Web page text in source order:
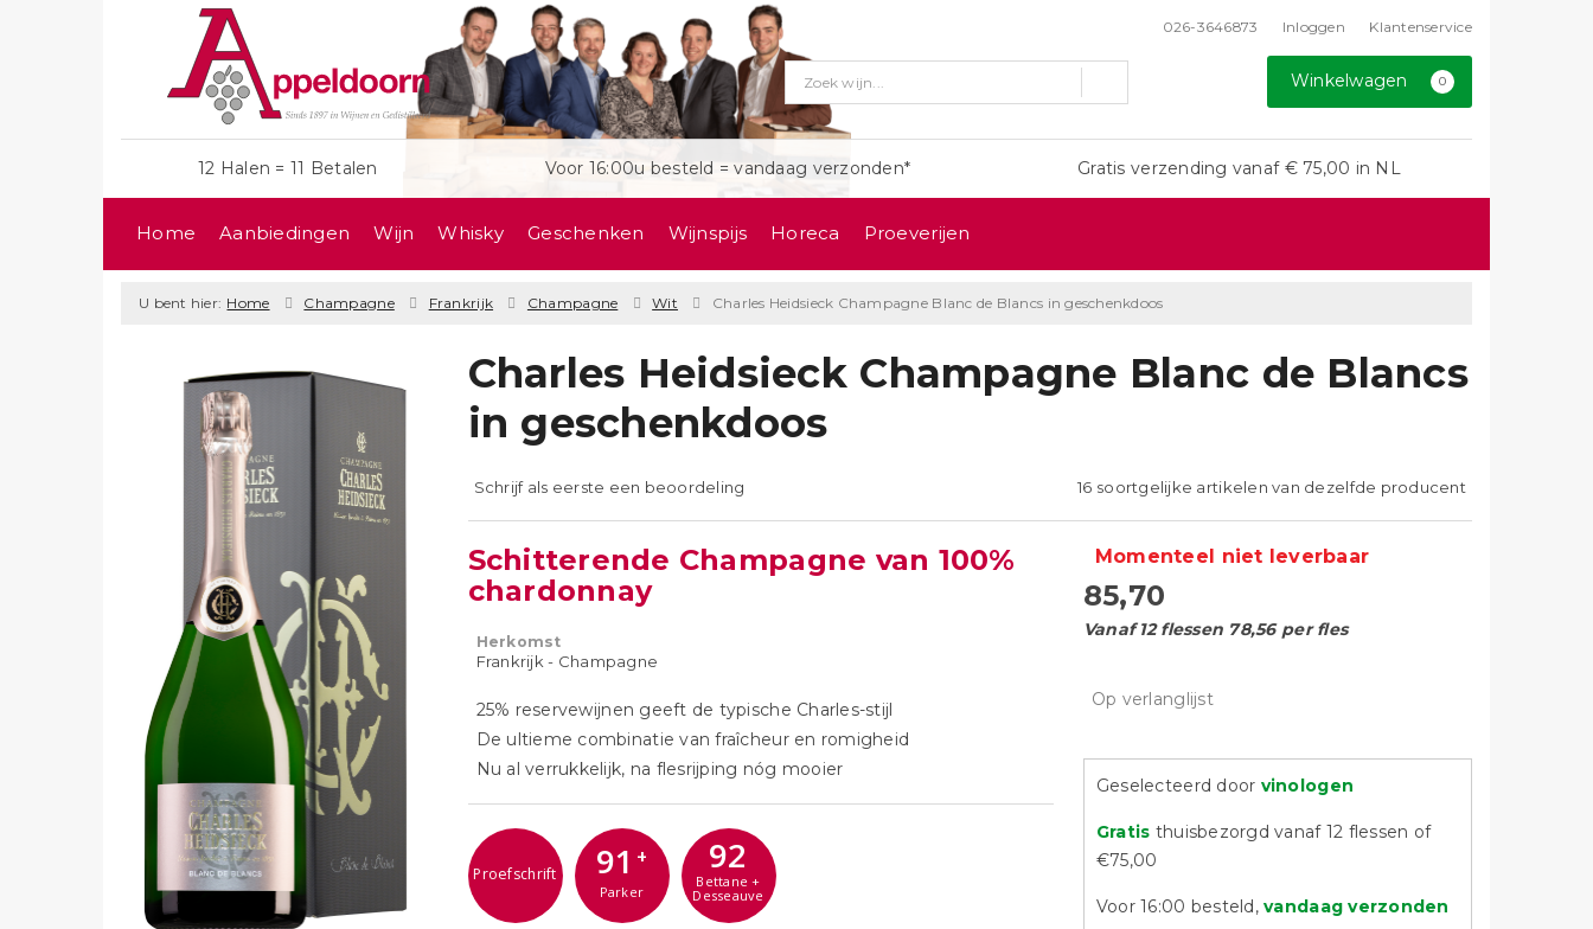
026-3646873 Inloggen Klantenservice
Winkelwagen 0
12 Halen = 11 Betalen Voor 16:00u besteld = vandaag verzonden* Gratis verzending vanaf € 75,00 in NL
Home Aanbiedingen Wijn Whisky Geschenken Wijnspijs Horeca Proeverijen
U bent hier: Home Champagne Frankrijk Champagne Wit Charles Heidsieck Champagne Blanc de Blancs in geschenkdoos
Charles Heidsieck Champagne Blanc de Blancs
in geschenkdoos
Schrijf als eerste een beoordeling 16 soortgelijke artikelen van dezelfde producent
Schitterende Champagne van 100%
chardonnay
Herkomst
Frankrijk - Champagne
25% reservewijnen geeft de typische Charles-stijl
De ultieme combinatie van fraîcheur en romigheid
Nu al verrukkelijk, na flesrijping nóg mooier
Proefschrift 91 +
Parker
92
Bettane +
Desseauve
Momenteel niet leverbaar
85,70
Vanaf 12 flessen 78,56 per fles
Op verlanglijst
Geselecteerd door vinologen
Gratis thuisbezorgd vanaf 12 flessen of
€75,00
Voor 16:00 besteld,vandaag verzonden